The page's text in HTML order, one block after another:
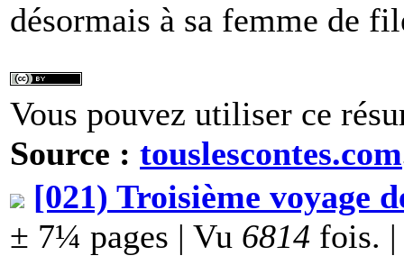
désormais à sa femme de
Vous pouvez utiliser ce
Source : touslescontes.com
[021) Troisième voyage
± 7¼ pages | Vu 6814 fois. |